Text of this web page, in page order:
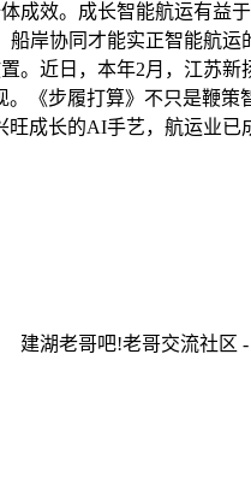
成效。成长智能航运有益
岸协同才能实正智能航
。近日，本年2月，江苏
《步履打算》不只是鞭策
成长的AI手艺，航运业已
建湖老哥吧!老哥交流社区